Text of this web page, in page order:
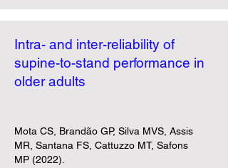
Intra- and inter-reliability of
supine-to-stand performance in
older adults
Mota CS, Brandão GP, Silva MVS, Assis
MR, Santana FS, Cattuzzo MT, Safons
MP (2022).​​​